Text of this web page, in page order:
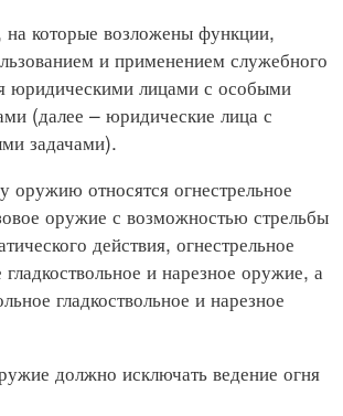
которые возложены функции,
и применением служебного
юридическими лицами с особыми
(далее – юридические лица с
задачами).
относятся огнестрельное
оружие с возможностью стрельбы
действия, огнестрельное
гладкоствольное и нарезное оружие, а
гладкоствольное и нарезное
должно исключать ведение огня